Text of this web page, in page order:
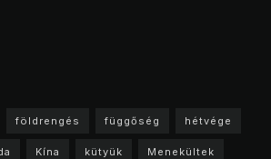
földrengés függőség hétvége
Kína kütyük Menekültek